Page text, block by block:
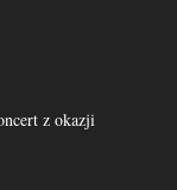
z okazji